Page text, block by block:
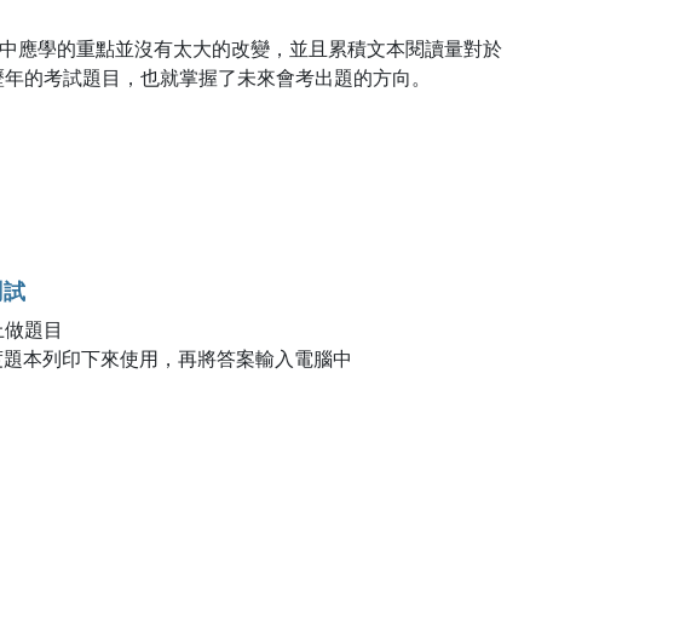
應學的重點並沒有太大的改變，並且累積文本閱讀量對於
的考試題目，也就掌握了未來會考出題的方向。
題目
本列印下來使用，再將答案輸入電腦中